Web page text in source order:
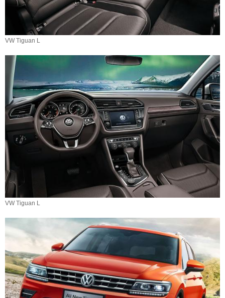
VW Tiguan L
VW Tiguan L